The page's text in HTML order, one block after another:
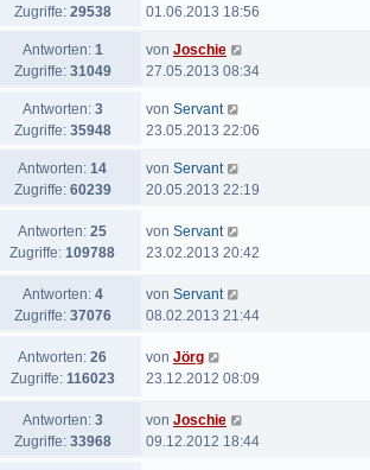
Zugriffe: 29538
01.06.2013 18:56
Antworten: 1
Zugriffe: 31049
von Joschie
27.05.2013 08:34
Antworten: 3
Zugriffe: 35948
von Servant
23.05.2013 22:06
Antworten: 14
Zugriffe: 60239
von Servant
20.05.2013 22:19
Antworten: 25
Zugriffe: 109788
von Servant
23.02.2013 20:42
Antworten: 4
Zugriffe: 37076
von Servant
08.02.2013 21:44
Antworten: 26
Zugriffe: 116023
von Jörg
23.12.2012 08:09
Antworten: 3
Zugriffe: 33968
von Joschie
09.12.2012 18:44